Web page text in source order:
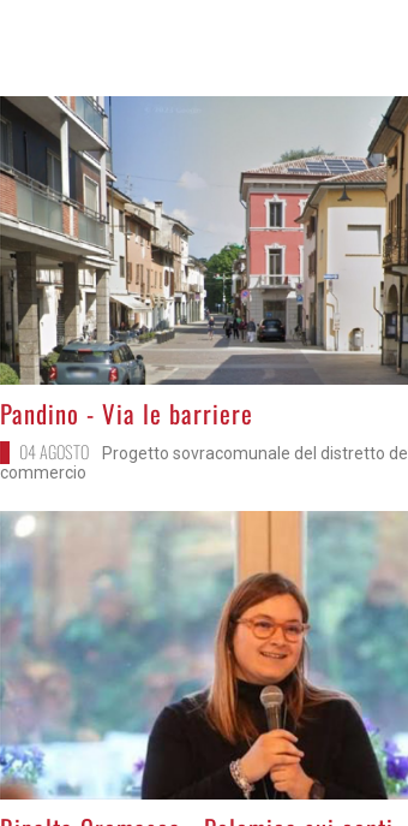
>
Pandino - Via le barriere
04 AGOSTO
Progetto sovracomunale del distretto del
commercio
>